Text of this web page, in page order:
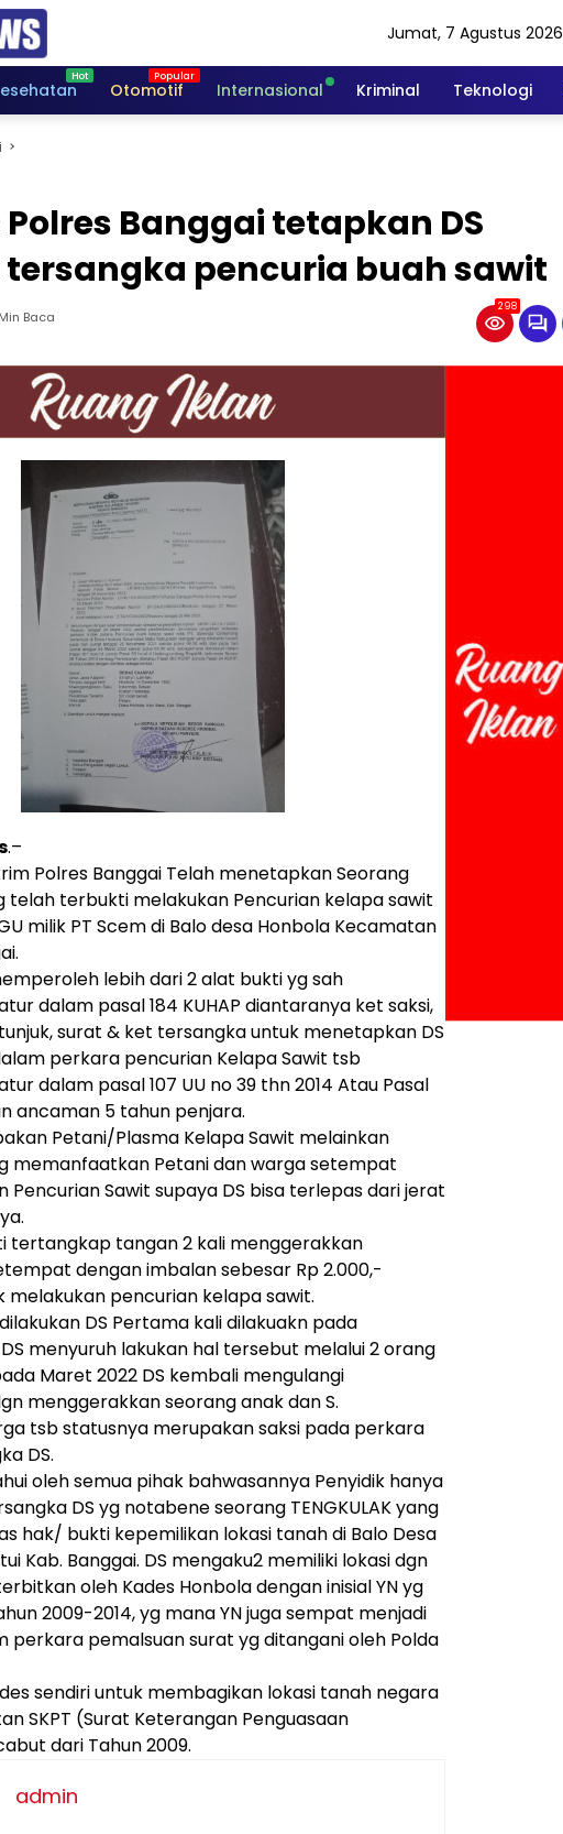
Jumat, 7 Agustus 2026
Otomotif Internasional Kriminal Teknologi
Banggai tetapkan DS
pencuria buah sawit
Baca
298
.–
Polres Banggai Telah menetapkan Seorang
telah terbukti melakukan Pencurian kelapa sawit
milik PT Scem di Balo desa Honbola Kecamatan
lebih dari 2 alat bukti yg sah
dalam pasal 184 KUHAP diantaranya ket saksi,
surat & ket tersangka untuk menetapkan DS
perkara pencurian Kelapa Sawit tsb
dalam pasal 107 UU no 39 thn 2014 Atau Pasal
ancaman 5 tahun penjara.
Petani/Plasma Kelapa Sawit melainkan
memanfaatkan Petani dan warga setempat
Pencurian Sawit supaya DS bisa terlepas dari jerat
tertangkap tangan 2 kali menggerakkan
dengan imbalan sebesar Rp 2.000,-
melakukan pencurian kelapa sawit.
DS Pertama kali dilakuakn pada
menyuruh lakukan hal tersebut melalui 2 orang
Maret 2022 DS kembali mengulangi
menggerakkan seorang anak dan S.
tsb statusnya merupakan saksi pada perkara
DS.
oleh semua pihak bahwasannya Penyidik hanya
DS yg notabene seorang TENGKULAK yang
hak/ bukti kepemilikan lokasi tanah di Balo Desa
Kab. Banggai. DS mengaku2 memiliki lokasi dgn
oleh Kades Honbola dengan inisial YN yg
2009-2014, yg mana YN juga sempat menjadi
perkara pemalsuan surat yg ditangani oleh Polda
sendiri untuk membagikan lokasi tanah negara
SKPT (Surat Keterangan Penguasaan
dari Tahun 2009.
admin